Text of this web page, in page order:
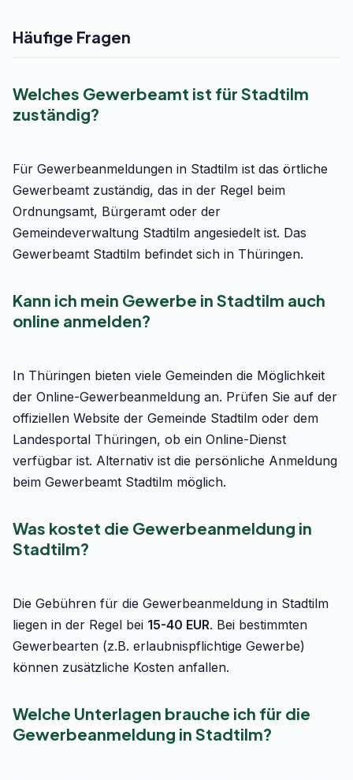
Häufige Fragen
Welches Gewerbeamt ist für Stadtilm
zuständig?
Für Gewerbeanmeldungen in Stadtilm ist das örtliche
Gewerbeamt zuständig, das in der Regel beim
Ordnungsamt, Bürgeramt oder der
Gemeindeverwaltung Stadtilm angesiedelt ist. Das
Gewerbeamt Stadtilm befindet sich in Thüringen.
Kann ich mein Gewerbe in Stadtilm auch
online anmelden?
In Thüringen bieten viele Gemeinden die Möglichkeit
der Online-Gewerbeanmeldung an. Prüfen Sie auf der
offiziellen Website der Gemeinde Stadtilm oder dem
Landesportal Thüringen, ob ein Online-Dienst
verfügbar ist. Alternativ ist die persönliche Anmeldung
beim Gewerbeamt Stadtilm möglich.
Was kostet die Gewerbeanmeldung in
Stadtilm?
Die Gebühren für die Gewerbeanmeldung in Stadtilm
liegen in der Regel bei 15-40 EUR. Bei bestimmten
Gewerbearten (z.B. erlaubnispflichtige Gewerbe)
können zusätzliche Kosten anfallen.
Welche Unterlagen brauche ich für die
Gewerbeanmeldung in Stadtilm?